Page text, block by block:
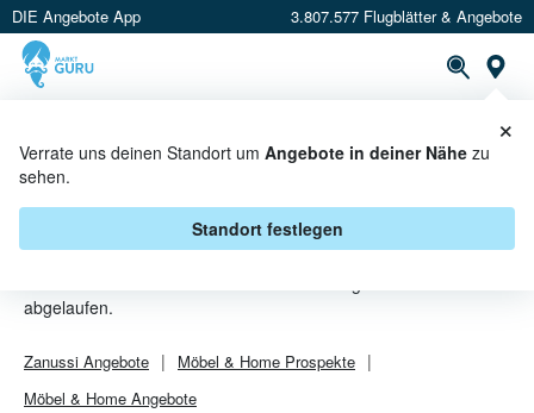
DIE Angebote App 3.807.577 Flugblätter & Angebote
Verrate uns deinen Standort um Angebote in deiner Nähe zu
sehen.
Standort festlegen
×
ZANUSSI ANGEBOTE IN
abgelaufen.
Zanussi Angebote Möbel & Home Prospekte
Möbel & Home Angebote